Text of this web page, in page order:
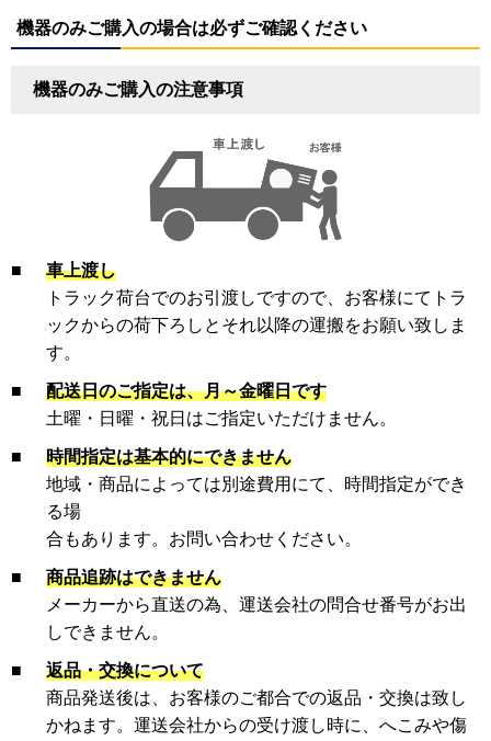
機器のみご購入の場合は必ずご確認ください
機器のみご購入の注意事項
■
車上渡し
トラック荷台でのお引渡しですので、お客様にてトラ
ックからの荷下ろしとそれ以降の運搬をお願い致しま
す。
■
配送日のご指定は、月～金曜日です
土曜・日曜・祝日はご指定いただけません。
■
時間指定は基本的にできません
地域・商品によっては別途費用にて、時間指定ができ
る場
合もあります。お問い合わせください。
■
商品追跡はできません
メーカーから直送の為、運送会社の問合せ番号がお出
しできません。
■
返品・交換について
商品発送後は、お客様のご都合での返品・交換は致し
かねます。運送会社からの受け渡し時に、へこみや傷